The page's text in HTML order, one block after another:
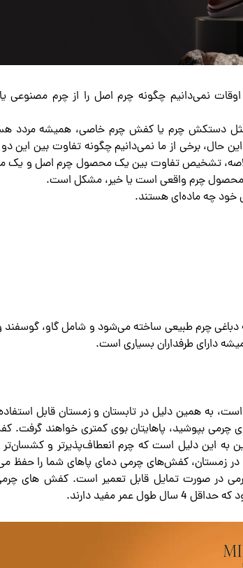
نمی‌دانیم چگونه چرم اصل را از چرم مصنوعی
دستکش چرم یا کفش چرم خاصی، همیشه مردد
برخی از ما نمی‌دانیم چگونه تفاوت بین این دو
تشخیص تفاوت بین یک محصول چرم اصل و
چرم واقعی است یا خیر، مشکل است.
خود چه ماده‌ای هستند.
چرم طبیعی ساخته می‌شود و شامل گاو، گوسفند
دارای طرفداران بسیاری است.
به همین دلیل در تابستان و زمستان قابل
چرمی بپوشید، پاهایتان بوی کمتری خواهند گرفت.
به این دلیل است که چرم انعطاف‌پذیرتر و کشسان‌تر
زمستان، کفش‌های چرمی دمای پاهای شما را حفظ
در صورت تمایل قابل تعمیر است. کفش های
مفید دارند.